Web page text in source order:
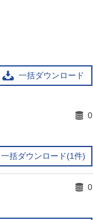
一括ダウンロード
一括ダウンロード(1件)
0
0